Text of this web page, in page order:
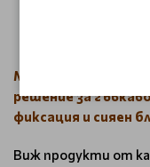
MilkShake
решение за
фиксация и сияен
Виж продукти от